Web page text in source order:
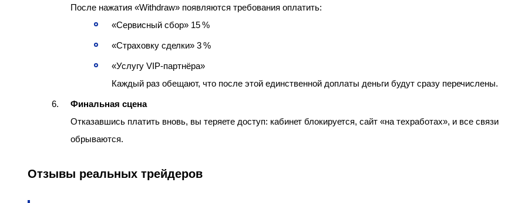
После нажатия «Withdraw» появляются требования оплатить:
«Сервисный сбор» 15 %
«Страховку сделки» 3 %
«Услугу VIP‑партнёра»
Каждый раз обещают, что после этой единственной доплаты деньги будут сразу перечислены.
Финальная сцена
Отказавшись платить вновь, вы теряете доступ: кабинет блокируется, сайт «на техработах», и все связи
обрываются.
Отзывы реальных трейдеров